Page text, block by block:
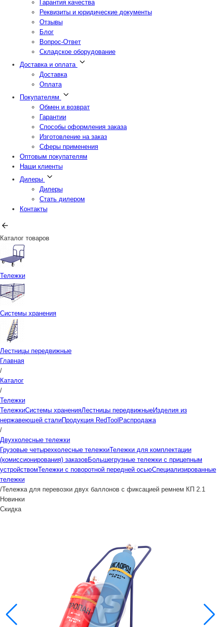
Гарантия качества
Реквизиты и юридические документы
Отзывы
Блог
Вопрос-Ответ
Складское оборудование
Доставка и оплата
Доставка
Оплата
Покупателям
Обмен и возврат
Гарантии
Способы оформления заказа
Изготовление на заказ
Сферы применения
Оптовым покупателям
Наши клиенты
Дилеры
Дилеры
Стать дилером
Контакты
Каталог товаров
Тележки
Системы хранения
Лестницы передвижные
Главная
/
Каталог
/
Тележки
ТележкиСистемы храненияЛестницы передвижныеИзделия из
нержавеющей сталиПродукция RedTool Распродажа
/
Двухколесные тележки
Грузовые четырехколесные тележкиТележки для комплектации
(комиссионирования) заказовБольшегрузные тележки с прицепным
устройствомТележки с поворотной передней осьюСпециализированные
тележки
/Тележка для перевозки двух баллонов с фиксацией ремнем КП 2.1
Новинки
Скидка